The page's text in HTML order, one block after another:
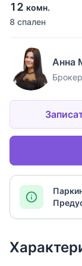
12 комн.
8 спален
Анна
Брокер